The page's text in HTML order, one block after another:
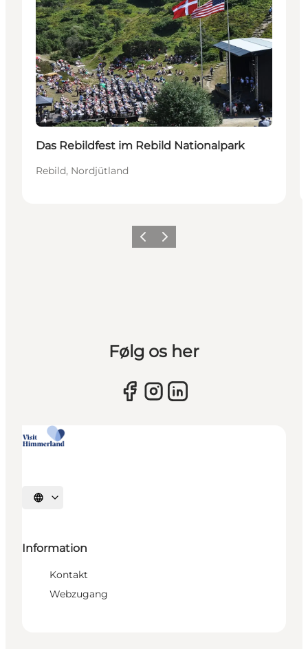
Das Rebildfest im Rebild Nationalpark
Rebild, Nordjütland
Vorherige Folie
Nächste Folie
Følg os her
Sprache auswählen
Information
Kontakt
Webzugang